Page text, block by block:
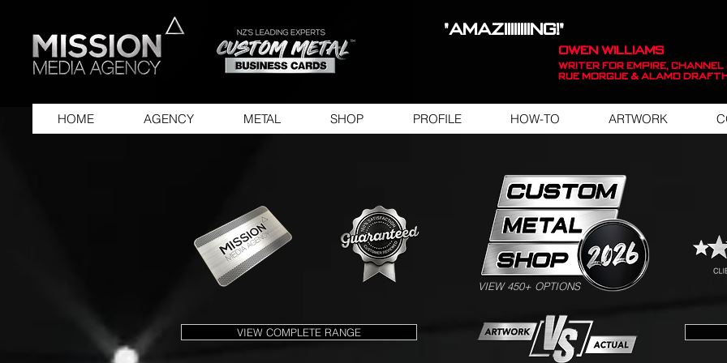
"AMAZIIIIIIIING!"
OWEN WILLIAMS
WRITER FOR EMPIRE, Channel
Rue Morgue & Alamo
HOME AGENCY METAL SHOP PROFILE HOW-TO ARTWORK
VIEW 450+ OPTIONS
VIEW COMPLETE RANGE